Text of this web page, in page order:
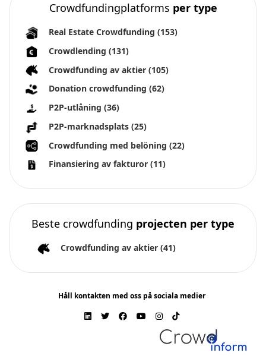
Crowdfundingplatforms per type
Real Estate Crowdfunding (153)
Crowdlending (131)
Crowdfunding av aktier (105)
Donation crowdfunding (62)
P2P-utlåning (36)
P2P-marknadsplats (25)
Crowdfunding med belöning (22)
Finansiering av fakturor (11)
Beste crowdfunding projecten per type
Crowdfunding av aktier (41)
Håll kontakten med oss på sociala medier